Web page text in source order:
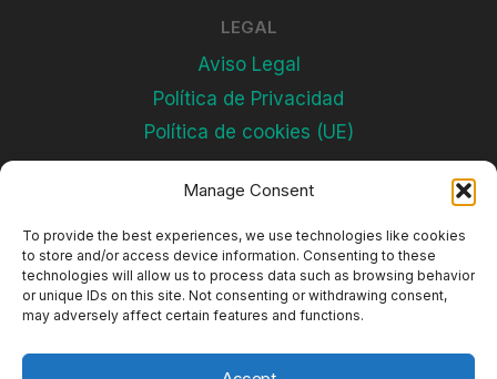
Manage Consent
To provide the best experiences, we use technologies like cookies
to store and/or access device information. Consenting to these
technologies will allow us to process data such as browsing behavior
or unique IDs on this site. Not consenting or withdrawing consent,
may adversely affect certain features and functions.
LEGAL
Aviso Legal
Política de Privacidad
Política de cookies (UE)
Subscríbete